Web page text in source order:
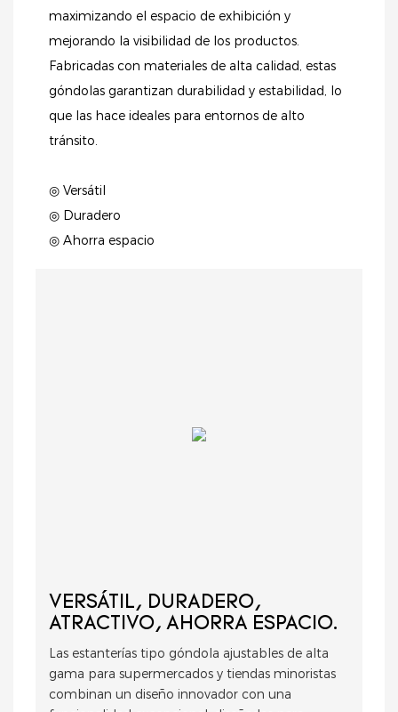
maximizando el espacio de exhibición y
mejorando la visibilidad de los productos.
Fabricadas con materiales de alta calidad, estas
góndolas garantizan durabilidad y estabilidad, lo
que las hace ideales para entornos de alto
tránsito.
◎ Versátil
◎ Duradero
◎ Ahorra espacio
VERSÁTIL, DURADERO,
ATRACTIVO, AHORRA ESPACIO.
Las estanterías tipo góndola ajustables de alta
gama para supermercados y tiendas minoristas
combinan un diseño innovador con una